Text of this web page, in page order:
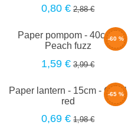
0,80 € 2,88 €
-60 %
Paper pompom - 40cm -
Peach fuzz
1,59 € 3,99 €
-65 %
Paper lantern - 15cm - Coral
red
0,69 € 1,98 €